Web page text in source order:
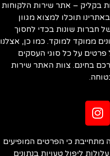
– אתר שירות הלקוחות
תוכלו למצוא מגוון
חברות שונות בכדי לחסוך
ממוקד למוקד. כמו כן, אצלנו
על כל סוגי העסקים
בחינם. צוות האתר שירות
כי הפרטים המופיעים
ליפול טעויות בנתונים